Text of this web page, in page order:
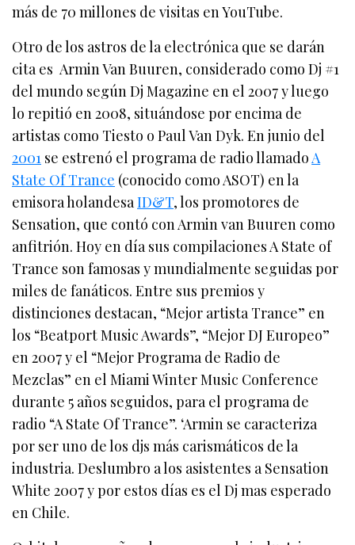
más de 70 millones de visitas en YouTube.
Otro de los astros de la electrónica que se darán
cita es Armin Van Buuren, considerado como Dj #1
del mundo según Dj Magazine en el 2007 y luego
lo repitió en 2008, situándose por encima de
artistas como Tiesto o Paul Van Dyk.En junio del
2001 se estrenó el programa de radio llamadoA
State Of Trance (conocido como ASOT) en la
emisora holandesaID&T, los promotores de
Sensation, que contó con Armin van Buuren como
anfitrión. Hoy en día sus compilaciones A State of
Trance son famosas y mundialmente seguidas por
miles de fanáticos. Entre sus premios y
distinciones destacan, “Mejor artista Trance” en
los “Beatport Music Awards”, “Mejor DJ Europeo”
en 2007 y el “Mejor Programa de Radio de
Mezclas” en el Miami Winter Music Conference
durante 5 años seguidos, para el programa de
radio “A State Of Trance”. ‘Armin se caracteriza
por ser uno de los djs más carismáticos de la
industria. Deslumbro a los asistentes a Sensation
White 2007 y por estos días es el Dj mas esperado
en Chile.